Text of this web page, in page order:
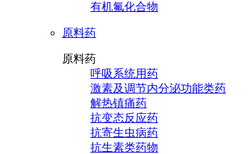
有机氟化合物
原料药
原料药
呼吸系统用药
激素及调节内分泌功能类药
解热镇痛药
抗变态反应药
抗寄生虫病药
抗生素类药物